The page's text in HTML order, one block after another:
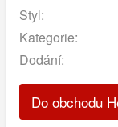
Styl:
Kategorie:
Dodání:
Do obchodu